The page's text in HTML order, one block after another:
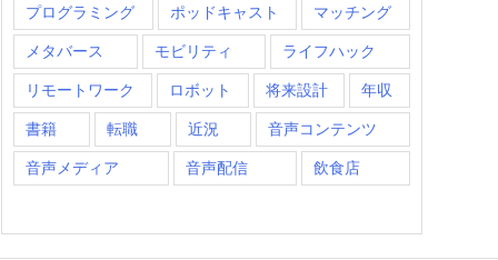
プログラミング ポッドキャスト マッチング
メタバース モビリティ ライフハック
リモートワーク ロボット 将来設計 年収
書籍 転職 近況 音声コンテンツ
音声メディア 音声配信 飲食店